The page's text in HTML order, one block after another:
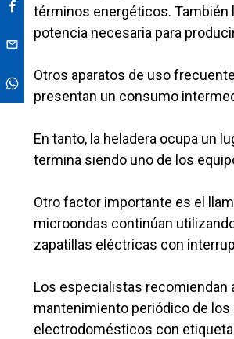
términos energéticos. También
potencia necesaria para
Otros aparatos de uso
presentan un consumo
En tanto, la heladera ocupa un
termina siendo uno de los
Otro factor importante es el
microondas continúan
zapatillas eléctricas con
Los especialistas recomiendan
mantenimiento periódico de
electrodomésticos con